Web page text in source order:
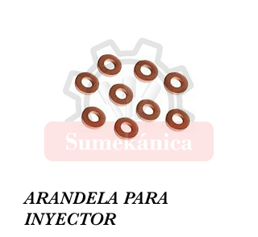
ARANDELA PARA
INYECTOR